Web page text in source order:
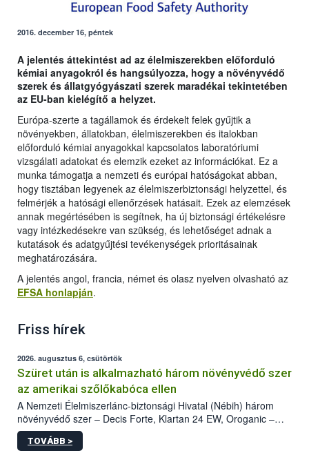
2016. december 16, péntek
A jelentés áttekintést ad az élelmiszerekben előforduló
kémiai anyagokról és hangsúlyozza, hogy a növényvédő
szerek és állatgyógyászati szerek maradékai tekintetében
az EU-ban kielégítő a helyzet.
Európa-szerte a tagállamok és érdekelt felek gyűjtik a
növényekben, állatokban, élelmiszerekben és italokban
előforduló kémiai anyagokkal kapcsolatos laboratóriumi
vizsgálati adatokat és elemzik ezeket az információkat. Ez a
munka támogatja a nemzeti és európai hatóságokat abban,
hogy tisztában legyenek az élelmiszerbiztonsági helyzettel, és
felmérjék a hatósági ellenőrzések hatásait. Ezek az elemzések
annak megértésében is segítnek, ha új biztonsági értékelésre
vagy intézkedésekre van szükség, és lehetőséget adnak a
kutatások és adatgyűjtési tevékenységek prioritásainak
meghatározására.
A jelentés angol, francia, német és olasz nyelven olvasható az
EFSA honlapján.
Friss hírek
2026. augusztus 6, csütörtök
Szüret után is alkalmazható három növényvédő szer
az amerikai szőlőkabóca ellen
A Nemzeti Élelmiszerlánc-biztonsági Hivatal (Nébih) három
növényvédő szer – Decis Forte, Klartan 24 EW, Oroganic –
engedélyokiratát módosította, így azok a szüretet követően,
egészen a vesszőérettség (BBCH 91) stádiumáig
TOVÁBB >